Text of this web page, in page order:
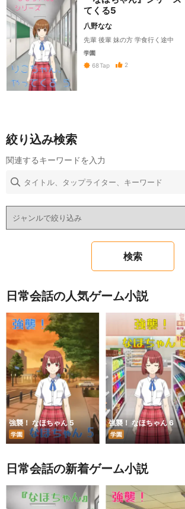
てくる5
八野なな
先輩 後輩 妹の方 学食行く途中
学園
68Tap 2
絞り込み検索
関連するキーワードを入力
日常会話の人気ゲーム小説
強襲！ なほちゃん 5
学園
強襲！ なほちゃん 6
学園
日常会話の新着ゲーム小説